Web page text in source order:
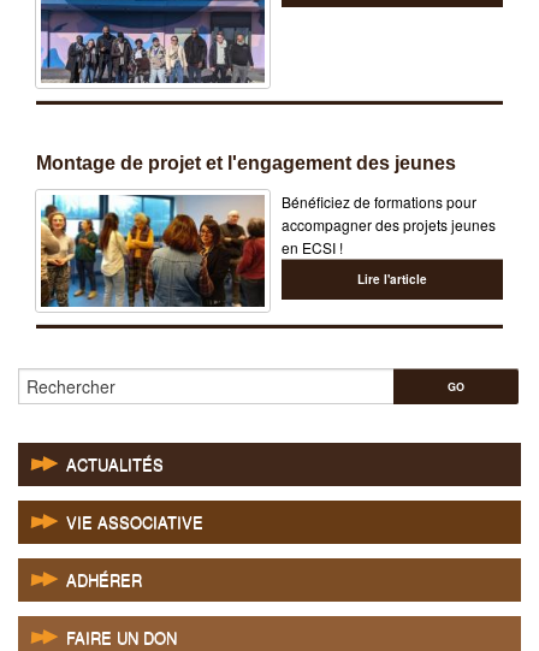
Montage de projet et l'engagement des jeunes
Bénéficiez de formations pour
accompagner des projets jeunes
en ECSI !
Lire l'article
Rechercher
ACTUALITÉS
VIE ASSOCIATIVE
ADHÉRER
FAIRE UN DON